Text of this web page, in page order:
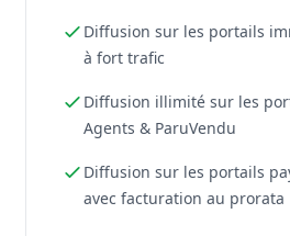
Diffusion sur les portails
à fort trafic
Diffusion illimité sur les
Agents & ParuVendu
Diffusion sur les portails
avec facturation au prorata